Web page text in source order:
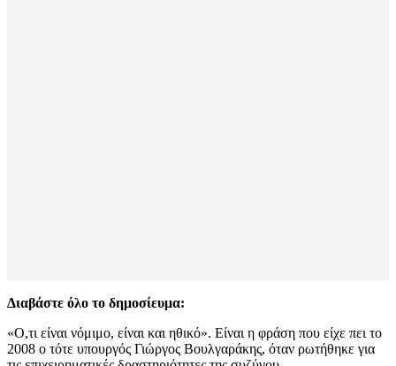
Διαβάστε όλο το δημοσίευμα:
«Ο,τι είναι νόμιμο, είναι και ηθικό». Είναι η φράση που είχε πει το
2008 ο τότε υπουργός Γιώργος Βουλγαράκης, όταν ρωτήθηκε για